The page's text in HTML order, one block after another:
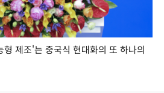
제조'는 중국식 현대화의 또 하나의